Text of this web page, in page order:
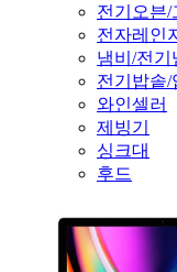
전기오븐/
전자레인지
냄비/전기
전기밥솥/
와인셀러
제빙기
싱크대
후드